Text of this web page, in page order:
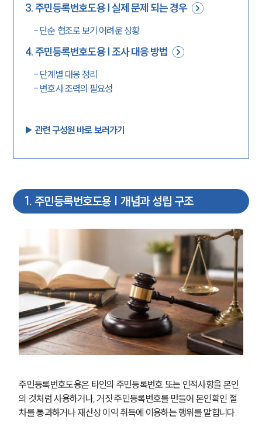
3.주민등록번호도용 | 실제 문제 되는 경우
- 단순 협조로 보기 어려운 상황
4.주민등록번호도용 | 조사 대응 방법
- 단계별 대응 정리
- 변호사 조력의 필요성
▶︎ 관련 구성원 바로 보러가기
1. 주민등록번호도용 | 개념과 성립 구조
주민등록번호도용은 타인의 주민등록번호 또는 인적사항을 본인
의 것처럼 사용하거나, 거짓 주민등록번호를 만들어 본인확인 절
차를 통과하거나 재산상 이익 취득에 이용하는 행위를 말합니다.